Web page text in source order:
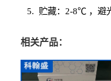
5. 贮藏：2-8℃ ，避
相关产品：